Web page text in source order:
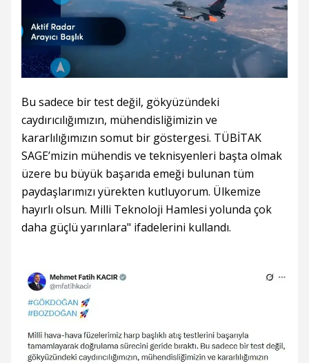
Bu sadece bir test değil, gökyüzündeki
caydırıcılığımızın, mühendisliğimizin ve
kararlılığımızın somut bir göstergesi. TÜBİTAK
SAGE’mizin mühendis ve teknisyenleri başta olmak
üzere bu büyük başarıda emeği bulunan tüm
paydaşlarımızı yürekten kutluyorum. Ülkemize
hayırlı olsun. Milli Teknoloji Hamlesi yolunda çok
daha güçlü yarınlara" ifadelerini kullandı.